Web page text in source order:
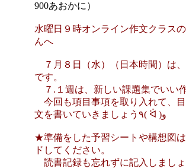
900あおかに）
水曜日９時オンライン作文クラス
んへ
７月８日（水）（日本時間）は
です。
７.１週は、新しい課題集でいい
今回も項目事項を取り入れて、
文を書いていきましょう٩( ᐛ )و
★準備をした予習シートや構想図
ドしてください。
読書記録も忘れずに記入しましょ